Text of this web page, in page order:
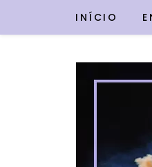
INÍCIO